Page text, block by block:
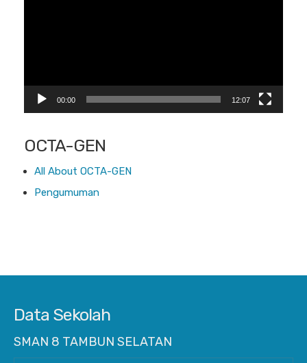
00:00 12:07
OCTA-GEN
All About OCTA-GEN
Pengumuman
Data Sekolah
SMAN 8 TAMBUN SELATAN